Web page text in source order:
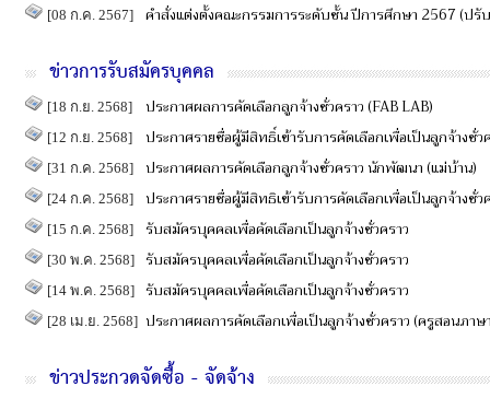
[08 ก.ค. 2567] คำสั่งแต่งตั้งคณะกรรมการระดับชั้น ปีการศึกษา 2567 (ปรั
ข่าวการรับสมัครบุคคล
[18 ก.ย. 2568] ประกาศผลการคัดเลือกลูกจ้างชั่วคราว (FAB LAB)
[12 ก.ย. 2568] ประกาศรายชื่อผู้มีสิทธิ์เข้ารับการคัดเลือกเพื่อเป็นลูกจ้างชั่ว
[31 ก.ค. 2568] ประกาศผลการคัดเลือกลูกจ้างชั่วคราว นักพัฒนา (แม่บ้าน)
[24 ก.ค. 2568] ประกาศรายชื่อผู้มีสิทธิเข้ารับการคัดเลือกเพื่อเป็นลูกจ้างชั่
[15 ก.ค. 2568] รับสมัครบุคคลเพื่อคัดเลือกเป็นลูกจ้างชั่วคราว
[30 พ.ค. 2568] รับสมัครบุคคลเพื่อคัดเลือกเป็นลูกจ้างชั่วคราว
[14 พ.ค. 2568] รับสมัครบุคคลเพื่อคัดเลือกเป็นลูกจ้างชั่วคราว
[28 เม.ย. 2568] ประกาศผลการคัดเลือกเพื่อเป็นลูกจ้างชั่วคราว (ครูสอนภาษ
ข่าวประกวดจัดซื้อ - จัดจ้าง